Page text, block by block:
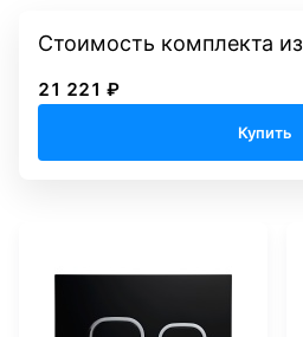
Стоимость комплекта из
21 221 ₽
Купить